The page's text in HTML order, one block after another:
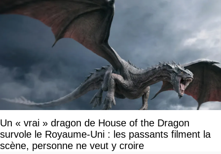
Un « vrai » dragon de House of the Dragon
survole le Royaume-Uni : les passants filment la
scène, personne ne veut y croire